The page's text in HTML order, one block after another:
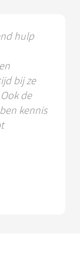
hulp
bij ze
de
kennis